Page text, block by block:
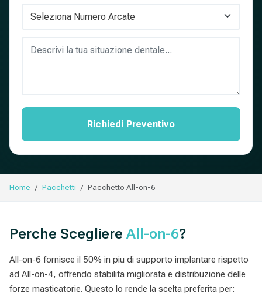
Richiedi Preventivo
Home Pacchetti Pacchetto All-on-6
Perche Scegliere All-on-6?
All-on-6 fornisce il 50% in piu di supporto implantare rispetto
ad All-on-4, offrendo stabilita migliorata e distribuzione delle
forze masticatorie. Questo lo rende la scelta preferita per: